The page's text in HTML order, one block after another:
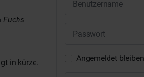
Fuchs
in kürze.
Angemeldet bleiben